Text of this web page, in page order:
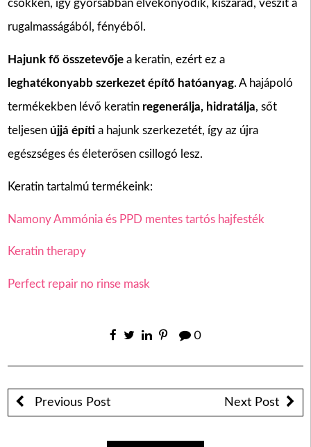
csökken, így gyorsabban elvékonyodik, kiszárad, veszít a
rugalmasságából, fényéből.
Hajunk fő összetevőjea keratin, ezért ez a
leghatékonyabb szerkezet építő hatóanyag. A hajápoló
termékekben lévő keratin regenerálja, hidratálja, sőt
teljesen újjá építia hajunk szerkezetét, így az újra
egészséges és életerősen csillogó lesz.
Keratin tartalmú termékeink:
Namony Ammónia és PPD mentes tartós hajfesték
Keratin therapy
Perfect repair no rinse mask
0
Previous Post Next Post